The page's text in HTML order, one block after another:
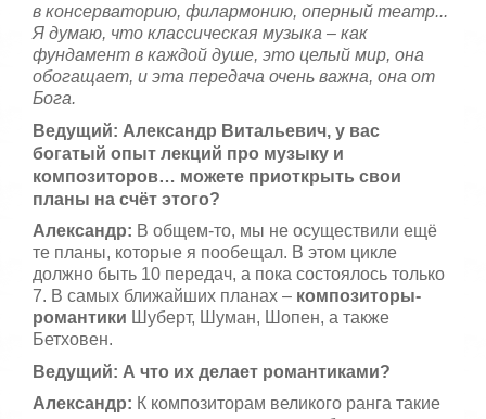
в консерваторию, филармонию, оперный театр...
Я думаю, что классическая музыка – как
фундамент в каждой душе, это целый мир, она
обогащает, и эта передача очень важна, она от
Бога.
Ведущий: Александр Витальевич, у вас
богатый опыт лекций про музыку и
композиторов… можете приоткрыть свои
планы на счёт этого?
Александр: В общем-то, мы не осуществили ещё
те планы, которые я пообещал. В этом цикле
должно быть 10 передач, а пока состоялось только
7. В самых ближайших планах – композиторы-
романтики Шуберт, Шуман, Шопен, а также
Бетховен.
Ведущий: А что их делает романтиками?
Александр: К композиторам великого ранга такие